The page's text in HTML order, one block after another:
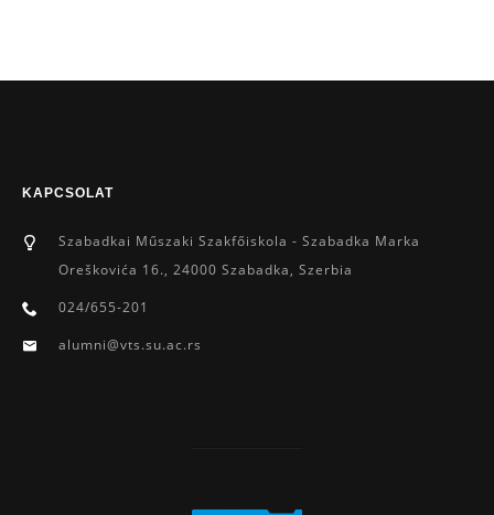
KAPCSOLAT
Szabadkai Műszaki Szakfőiskola - Szabadka Marka
Oreškovića 16., 24000 Szabadka, Szerbia
024/655-201
alumni@vts.su.ac.rs